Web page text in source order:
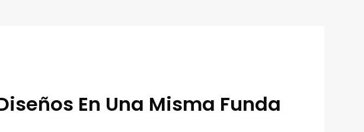
En Una Misma Funda